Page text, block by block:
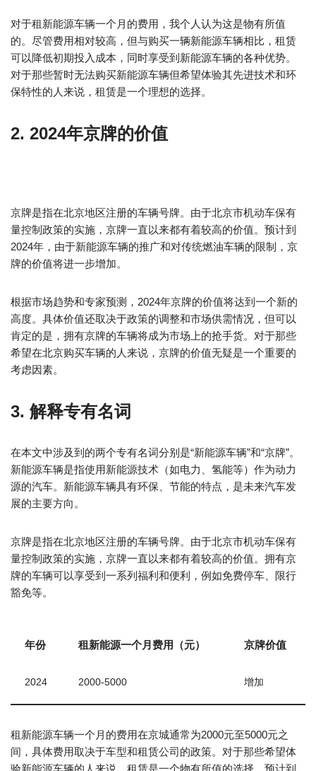
对于租新能源车辆一个月的费用，我个人认为这是物有所值
的。尽管费用相对较高，但与购买一辆新能源车辆相比，租赁
可以降低初期投入成本，同时享受到新能源车辆的各种优势。
对于那些暂时无法购买新能源车辆但希望体验其先进技术和环
保特性的人来说，租赁是一个理想的选择。
2. 2024年京牌的价值
京牌是指在北京地区注册的车辆号牌。由于北京市机动车保有
量控制政策的实施，京牌一直以来都有着较高的价值。预计到
2024年，由于新能源车辆的推广和对传统燃油车辆的限制，京
牌的价值将进一步增加。
根据市场趋势和专家预测，2024年京牌的价值将达到一个新的
高度。具体价值还取决于政策的调整和市场供需情况，但可以
肯定的是，拥有京牌的车辆将成为市场上的抢手货。对于那些
希望在北京购买车辆的人来说，京牌的价值无疑是一个重要的
考虑因素。
3. 解释专有名词
在本文中涉及到的两个专有名词分别是“新能源车辆”和“京牌”。
新能源车辆是指使用新能源技术（如电力、氢能等）作为动力
源的汽车。新能源车辆具有环保、节能的特点，是未来汽车发
展的主要方向。
京牌是指在北京地区注册的车辆号牌。由于北京市机动车保有
量控制政策的实施，京牌一直以来都有着较高的价值。拥有京
牌的车辆可以享受到一系列福利和便利，例如免费停车、限行
豁免等。
年份 租新能源一个月费用（元） 京牌价值
2024 2000-5000 增加
租新能源车辆一个月的费用在京城通常为2000元至5000元之
间，具体费用取决于车型和租赁公司的政策。对于那些希望体
验新能源车辆的人来说，租赁是一个物有所值的选择。预计到